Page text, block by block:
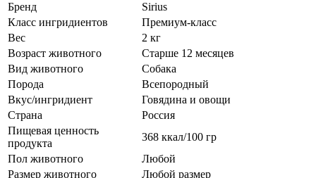
Бренд
Sirius
Класс ингридиентов
Премиум-класс
Вес
2 кг
Возраст животного
Старше 12 месяцев
Вид животного
Собака
Порода
Всепородный
Вкус/ингридиент
Говядина и овощи
Страна
Россия
Пищевая ценность
продукта
368 ккал/100 гр
Пол животного
Любой
Размер животного
Любой размер